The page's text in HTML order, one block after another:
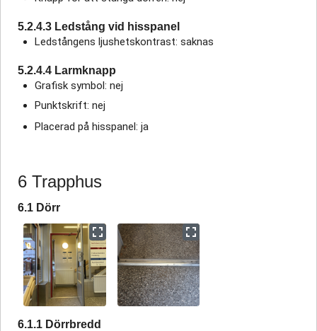
5.2.4.3 Ledstång vid hisspanel
Ledstångens ljushetskontrast: saknas
5.2.4.4 Larmknapp
Grafisk symbol: nej
Punktskrift: nej
Placerad på hisspanel: ja
6 Trapphus
6.1 Dörr
6.1.1 Dörrbredd